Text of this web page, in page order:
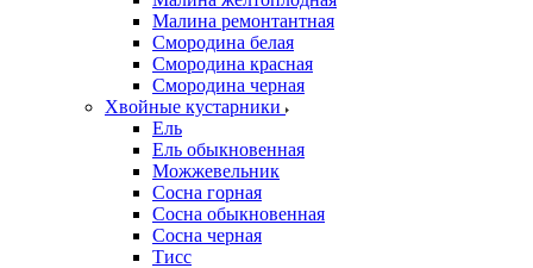
Малина ремонтантная
Смородина белая
Смородина красная
Смородина черная
Хвойные кустарники
Ель
Ель обыкновенная
Можжевельник
Сосна горная
Сосна обыкновенная
Сосна черная
Тисс